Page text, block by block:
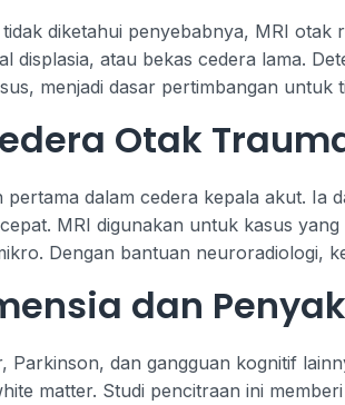
diketahui penyebabnya, MRI
displasia, atau bekas cedera lama.
menjadi dasar pertimbangan untuk
Otak
pertama dalam cedera kepala akut.
MRI digunakan untuk kasus
Dengan bantuan neuroradiologi,
dan
Parkinson, dan gangguan kognitif
matter. Studi pencitraan ini